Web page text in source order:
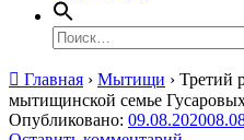
Найти:
Главная › Мытищи › Третий
мытищинской семье
Опубликовано: 09.08.2020